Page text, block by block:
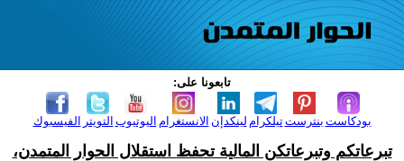
تابعونا على:
الفيسبوك التويتر اليوتيوب الانستغرام لينكدإن تيلكرامبنترست بودكاست
تبرعاتكم وتبرعاتكن المالية تحفظ استقلال الحوار المتمدن،